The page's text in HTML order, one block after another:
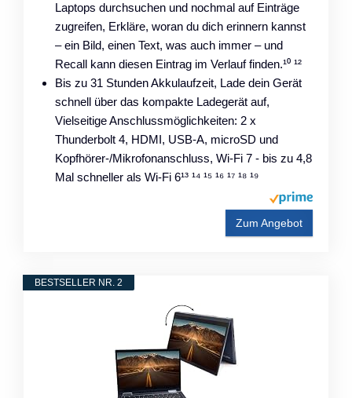
Laptops durchsuchen und nochmal auf Einträge
zugreifen, Erkläre, woran du dich erinnern kannst
– ein Bild, einen Text, was auch immer – und
Recall kann diesen Eintrag im Verlauf finden.¹⁰ ¹²
Bis zu 31 Stunden Akkulaufzeit, Lade dein Gerät
schnell über das kompakte Ladegerät auf,
Vielseitige Anschlussmöglichkeiten: 2 x
Thunderbolt 4, HDMI, USB-A, microSD und
Kopfhörer-/Mikrofonanschluss, Wi-Fi 7 - bis zu 4,8
Mal schneller als Wi-Fi 6¹³ ¹⁴ ¹⁵ ¹⁶ ¹⁷ ¹⁸ ¹⁹
Zum Angebot
BESTSELLER NR. 2